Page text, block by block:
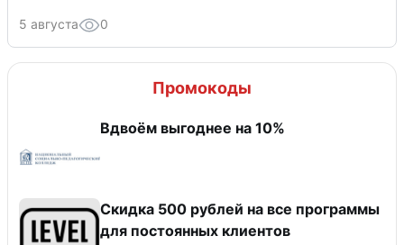
5 августа 0
Промокоды
Вдвоём выгоднее на 10%
Скидка 500 рублей на все программы
для постоянных клиентов